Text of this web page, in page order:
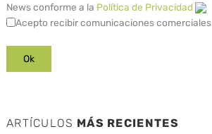
News conforme a la Política de Privacidad
Acepto recibir comunicaciones comerciales
ARTÍCULOS MÁS RECIENTES